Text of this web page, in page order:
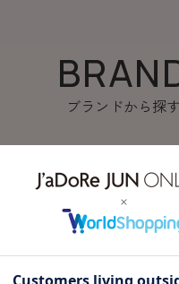
ブランドから探す
80%OFF